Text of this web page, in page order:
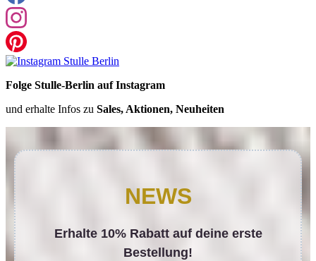
Folge Stulle-Berlin auf Instagram
und erhalte Infos zu Sales, Aktionen, Neuheiten
NEWS
Erhalte 10% Rabatt auf deine erste
Bestellung!